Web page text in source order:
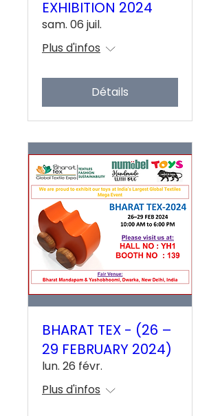
EXHIBITION 2024
sam. 06 juil.
Plus d'infos
Détails
BHARAT TEX - (26 –
29 FEBRUARY 2024)
lun. 26 févr.
Plus d'infos